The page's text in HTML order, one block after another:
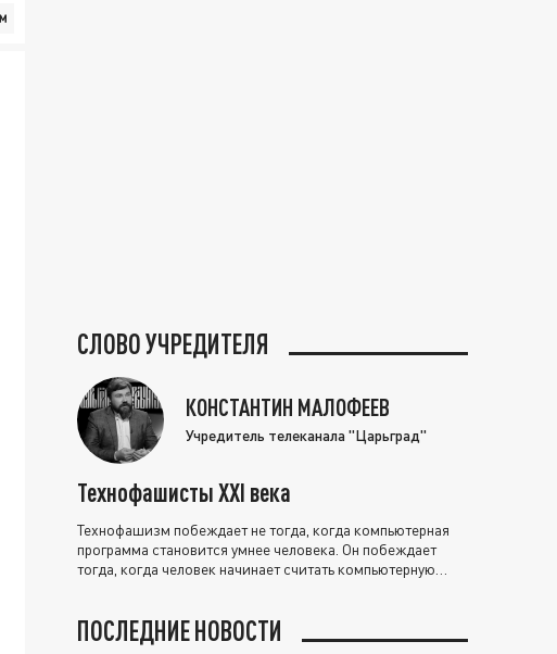
СЛОВО УЧРЕДИТЕЛЯ
КОНСТАНТИН МАЛОФЕЕВ
Учредитель телеканала "Царьград"
Технофашисты XXI века
Технофашизм побеждает не тогда, когда компьютерная
программа становится умнее человека. Он побеждает
тогда, когда человек начинает считать компьютерную
ПОСЛЕДНИЕ НОВОСТИ